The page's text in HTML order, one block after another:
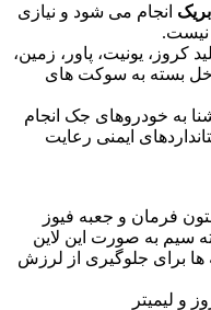
انجام می شود و نیازی
نیست.
یونیت، پاور، زمین،
بسته به سوکت های
به خودروهای جک انجام
ایمنی رعایت
فرمان و جعبه فیوز
سیم به صورت این لاین
برای جلوگیری از لرزش
و لیمیتر